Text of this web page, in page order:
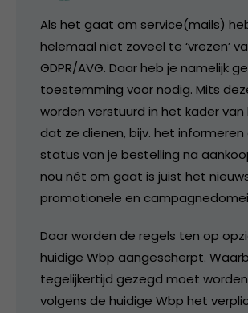
Als het gaat om service(mails)
helemaal niet zoveel te ‘vrezen’
GDPR/AVG. Daar heb je namelijk
toestemming voor nodig. Mits
worden verstuurd in het kader
dat ze dienen, bijv. het informeren
status van je bestelling na
nou nét om gaat is juist het
promotionele en
Daar worden de regels ten op
huidige Wbp aangescherpt.
tegelijkertijd gezegd moet
volgens de huidige Wbp het